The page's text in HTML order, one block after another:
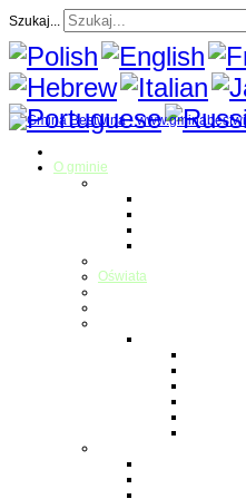
Szukaj...
O gminie
Oświata